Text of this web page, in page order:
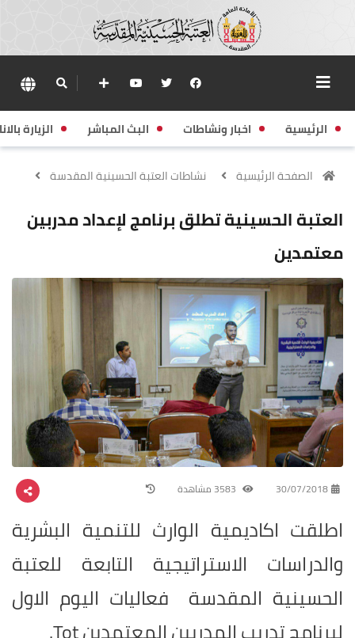
الرئيسية اخبار ونشاطات البث المباشر الزيارة
الصفحة الرئيسية نشاطات العتبة الحسينية المقدسة
العتبة الحسينية تطلق برنامج لإعداد مدربين
معتمدين
30/07/2018
اطلقت اكاديمية الوارث للتنمية البشرية
والدراسات الاستراتيجية التابعة للعتبة
الحسينية المقدسة فعاليات اليوم الاول